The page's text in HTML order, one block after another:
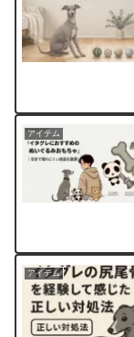
アイテム
アイテム